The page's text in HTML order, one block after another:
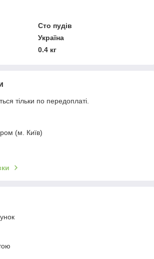
Сто пудів
Україна
0.4 кг
тільки по передоплаті.
(м. Київ)